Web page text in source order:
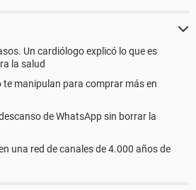
Un cardiólogo explicó lo que es
la salud
te manipulan para comprar más en
de WhatsApp sin borrar la
una red de canales de 4.000 años de